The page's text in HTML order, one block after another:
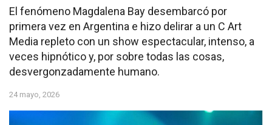
El fenómeno Magdalena Bay desembarcó por
primera vez en Argentina e hizo delirar a un C Art
Media repleto con un show espectacular, intenso, a
veces hipnótico y, por sobre todas las cosas,
desvergonzadamente humano.
24 mayo, 2026